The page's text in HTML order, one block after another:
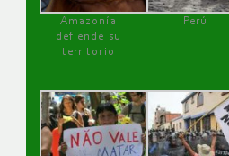
Amazonía
defiende su
territorio
Perú